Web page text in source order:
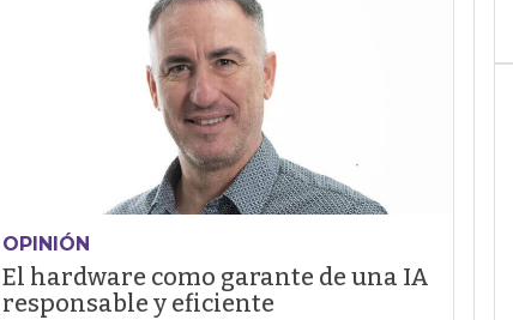
OPINIÓN
El hardware como garante de una IA
responsable y eficiente